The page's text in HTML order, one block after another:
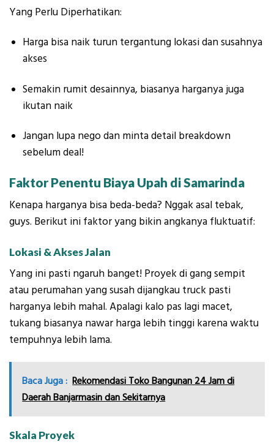
Yang Perlu Diperhatikan:
Harga bisa naik turun tergantung lokasi dan susahnya
akses
Semakin rumit desainnya, biasanya harganya juga
ikutan naik
Jangan lupa nego dan minta detail breakdown
sebelum deal!
Faktor Penentu Biaya Upah di Samarinda
Kenapa harganya bisa beda-beda? Nggak asal tebak,
guys. Berikut ini faktor yang bikin angkanya fluktuatif:
Lokasi & Akses Jalan
Yang ini pasti ngaruh banget! Proyek di gang sempit
atau perumahan yang susah dijangkau truck pasti
harganya lebih mahal. Apalagi kalo pas lagi macet,
tukang biasanya nawar harga lebih tinggi karena waktu
tempuhnya lebih lama.
Baca Juga : Rekomendasi Toko Bangunan 24 Jam di
Daerah Banjarmasin dan Sekitarnya
Skala Proyek